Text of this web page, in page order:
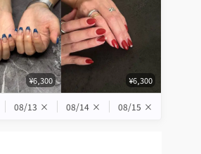
¥6,300 ¥6,300
08/13 × 08/14 × 08/15 ×